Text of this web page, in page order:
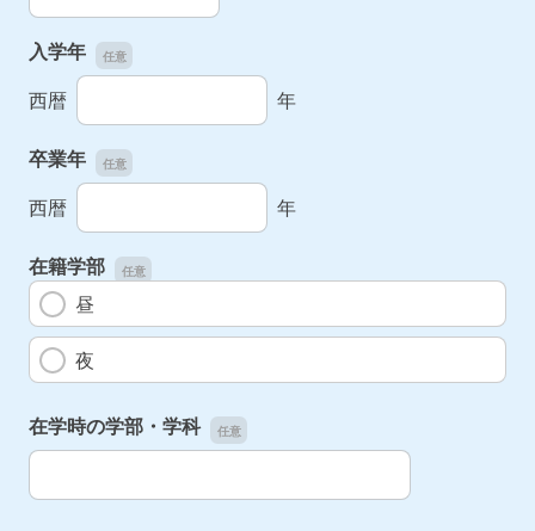
入学年
西暦 入学年 年
卒業年
西暦 卒業年 年
在籍学部
昼
夜
在学時の学部・学科
在学時の学部・学科